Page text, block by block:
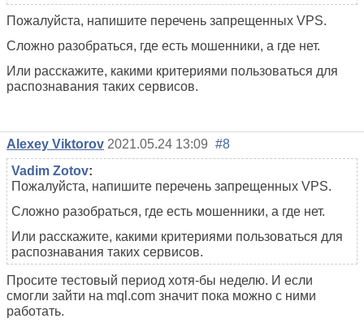
Пожалуйста, напишите перечень запрещенных VPS.
Сложно разобраться, где есть мошенники, а где нет.
Или расскажите, какими критериями пользоваться для
распознавания таких сервисов.
Alexey Viktorov 2021.05.24 13:09 #8
Vadim Zotov:
Пожалуйста, напишите перечень запрещенных VPS.
Сложно разобраться, где есть мошенники, а где нет.
Или расскажите, какими критериями пользоваться для
распознавания таких сервисов.
Просите тестовый период хотя-бы неделю. И если
смогли зайти на mql.com значит пока можно с ними
работать.